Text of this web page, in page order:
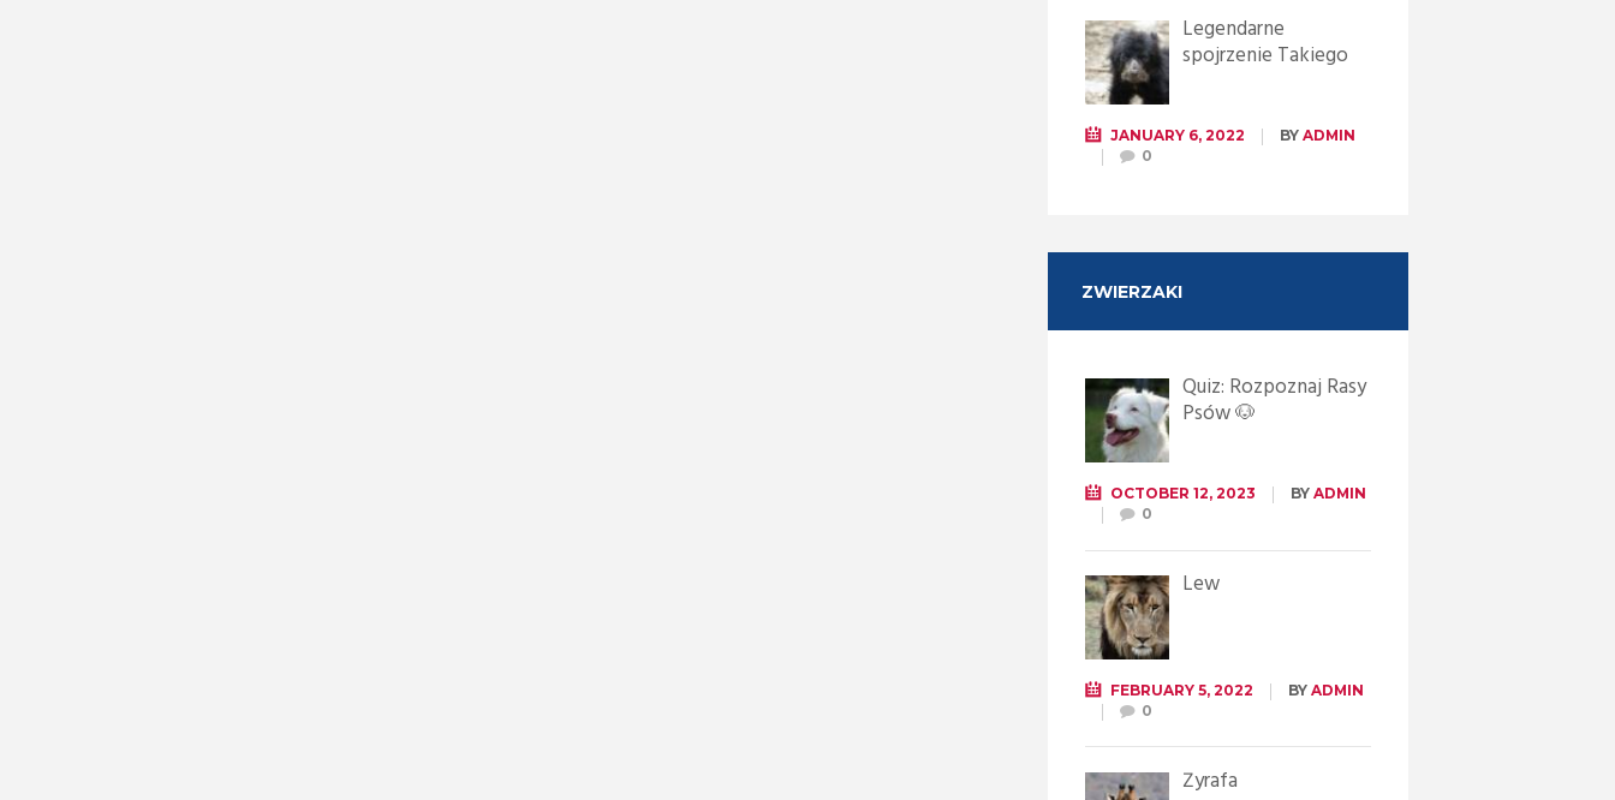
Legendarne
spojrzenie Takiego
JANUARY 6, 2022 BY ADMIN
0
ZWIERZAKI
Quiz: Rozpoznaj Rasy
Psów 🐶
OCTOBER 12, 2023 BY ADMIN
0
Lew
FEBRUARY 5, 2022 BY ADMIN
0
Żyrafa